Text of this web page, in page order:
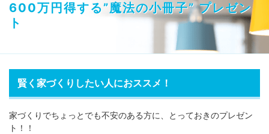
600万円得する”魔法の小冊子” プレゼン
ト
賢く家づくりしたい人におススメ！
家づくりでちょっとでも不安のある方に、とっておきのプレゼン
ト！！